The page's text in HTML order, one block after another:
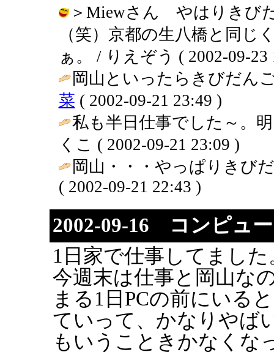
＞Miewさん やはりきび
（笑）京都の生八橋と同
ぁ。 / りえぞう ( 2002-09-23
岡山といったらきびだん
菜 ( 2002-09-21 23:49 )
私も半日仕事でした～。
くこ ( 2002-09-21 23:09 )
岡山・・・やっぱりきび
( 2002-09-21 22:43 )
2002-09-16 コンピュ
1日家で仕事してまし
今週末は仕事と岡山な
まる1日PCの前にいる
ていって、かなりやば
もいうこときかなくな